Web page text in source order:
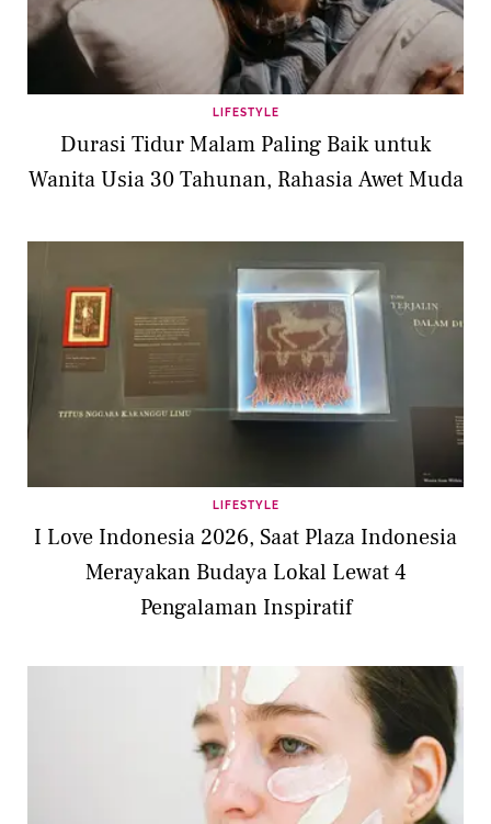
LIFESTYLE
Durasi Tidur Malam Paling Baik untuk
Wanita Usia 30 Tahunan, Rahasia Awet Muda
LIFESTYLE
I Love Indonesia 2026, Saat Plaza Indonesia
Merayakan Budaya Lokal Lewat 4
Pengalaman Inspiratif